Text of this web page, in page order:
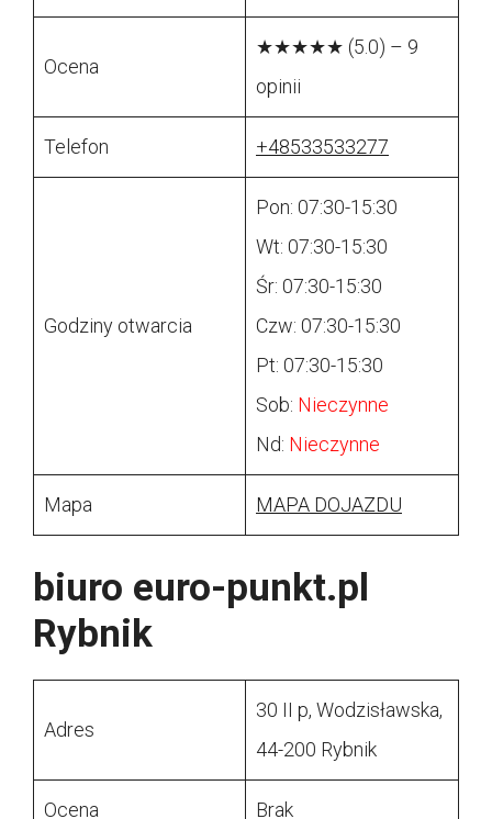
Ocena
★★★★★ (5.0) – 9
opinii
Telefon +48533533277
Godziny otwarcia
Pon: 07:30-15:30
Wt: 07:30-15:30
Śr: 07:30-15:30
Czw: 07:30-15:30
Pt: 07:30-15:30
Sob: Nieczynne
Nd: Nieczynne
Mapa MAPA DOJAZDU
biuro euro-punkt.pl
Rybnik
Adres
30 II p, Wodzisławska,
44-200 Rybnik
Ocena Brak